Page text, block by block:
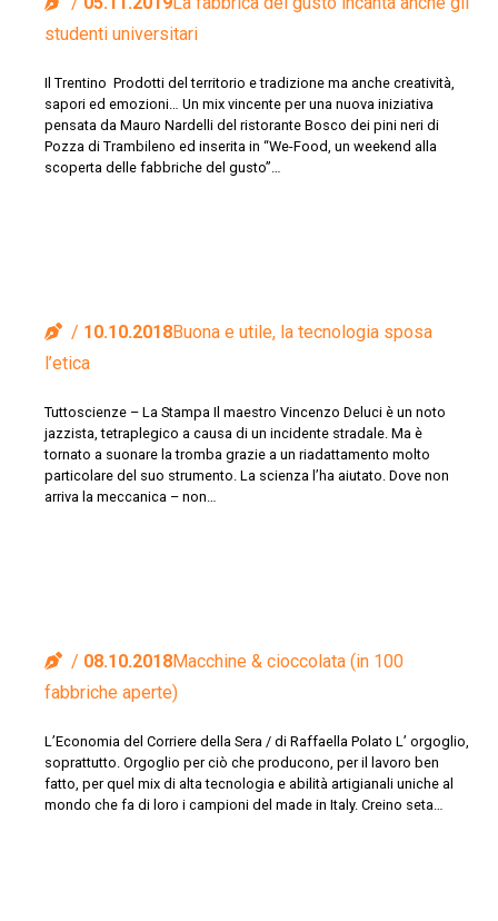
studenti universitari
Il Trentino Prodotti del territorio e tradizione ma anche creatività,
sapori ed emozioni… Un mix vincente per una nuova iniziativa
pensata da Mauro Nardelli del ristorante Bosco dei pini neri di
Pozza di Trambileno ed inserita in “We-Food, un weekend alla
scoperta delle fabbriche del gusto”…
10.10.2018Buona e utile, la tecnologia sposa
l’etica
Tuttoscienze – La Stampa Il maestro Vincenzo Deluci è un noto
jazzista, tetraplegico a causa di un incidente stradale. Ma è
tornato a suonare la tromba grazie a un riadattamento molto
particolare del suo strumento. La scienza l’ha aiutato. Dove non
arriva la meccanica – non…
08.10.2018Macchine & cioccolata (in 100
fabbriche aperte)
L’Economia del Corriere della Sera / di Raffaella Polato L’ orgoglio,
soprattutto. Orgoglio per ciò che producono, per il lavoro ben
fatto, per quel mix di alta tecnologia e abilità artigianali uniche al
mondo che fa di loro i campioni del made in Italy. Creino seta…